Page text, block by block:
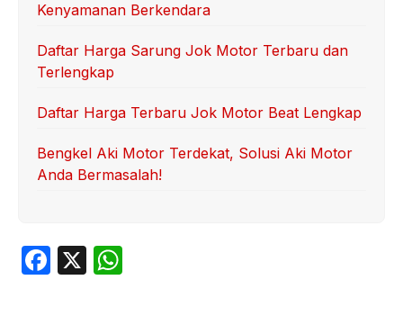
Kenyamanan Berkendara
Daftar Harga Sarung Jok Motor Terbaru dan
Terlengkap
Daftar Harga Terbaru Jok Motor Beat Lengkap
Bengkel Aki Motor Terdekat, Solusi Aki Motor
Anda Bermasalah!
F
X